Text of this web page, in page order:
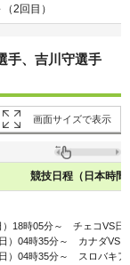
2回目）
手、吉川守選手
画面サイズで表示
競技日程（日本時間
）18時05分～ チェコVS日
日）04時35分～ カナダ
）04時35分～ スロバキア